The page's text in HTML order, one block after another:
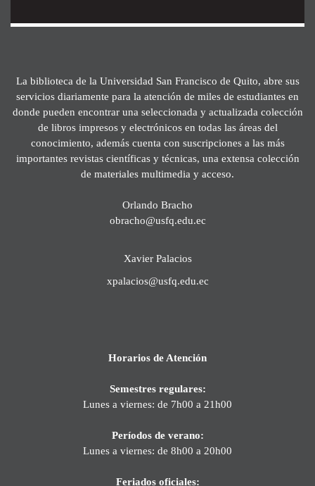
La biblioteca de la Universidad San Francisco de Quito, abre sus
servicios diariamente para la atención de miles de estudiantes en
donde pueden encontrar una seleccionada y actualizada colección
de libros impresos y electrónicos en todas las áreas del
conocimiento, además cuenta con suscripciones a las más
importantes revistas científicas y técnicas, una extensa colección
de materiales multimedia y acceso.
Orlando Bracho
obracho@usfq.edu.ec
Xavier Palacios
xpalacios@usfq.edu.ec
Horarios de Atención
Semestres regulares:
Lunes a viernes: de 7h00 a 21h00
Períodos de verano:
Lunes a viernes: de 8h00 a 20h00
Feriados oficiales: